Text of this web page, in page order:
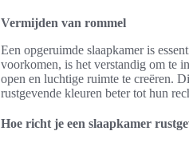
Vermijden van rommel
Een opgeruimde slaapkamer is
voorkomen, is het verstandig om te
open en luchtige ruimte te creëren.
rustgevende kleuren beter tot hun
Hoe richt je een slaapkamer